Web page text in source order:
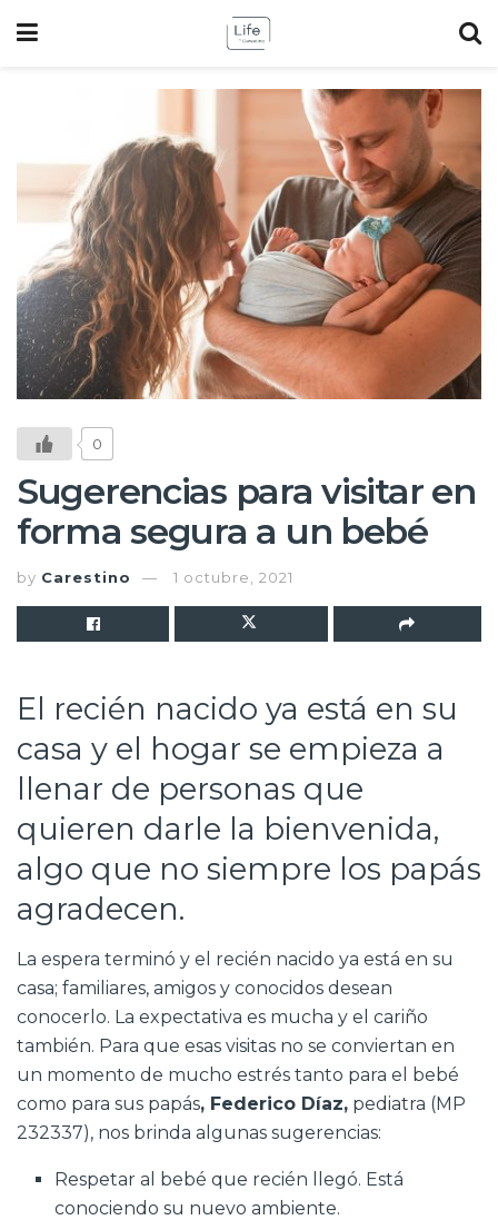
0
Sugerencias para visitar en
forma segura a un bebé
by Carestino 1 octubre, 2021
El recién nacido ya está en su
casa y el hogar se empieza a
llenar de personas que
quieren darle la bienvenida,
algo que no siempre los papás
agradecen.
La espera terminó y el recién nacido ya está en su
casa; familiares, amigos y conocidos desean
conocerlo. La expectativa es mucha y el cariño
también. Para que esas visitas no se conviertan en
un momento de mucho estrés tanto para el bebé
como para sus papás, Federico Díaz, pediatra (MP
232337), nos brinda algunas sugerencias:
Respetar al bebé que recién llegó. Está
conociendo su nuevo ambiente.